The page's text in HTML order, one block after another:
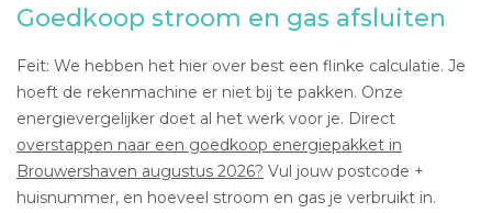
Goedkoop stroom en gas afsluiten
Feit: We hebben het hier over best een flinke calculatie. Je
hoeft de rekenmachine er niet bij te pakken. Onze
energievergelijker doet al het werk voor je. Direct
overstappen naar een goedkoop energiepakket in
Brouwershaven augustus 2026? Vul jouw postcode +
huisnummer, en hoeveel stroom en gas je verbruikt in.